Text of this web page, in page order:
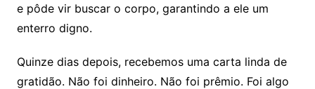
e pôde vir buscar o corpo, garantindo a ele um
enterro digno.
Quinze dias depois, recebemos uma carta linda de
gratidão. Não foi dinheiro. Não foi prêmio. Foi algo